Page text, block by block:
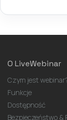
O LiveWebinar
Czym jest
Funkcje
Dostępność
Bezpieczeństwo &